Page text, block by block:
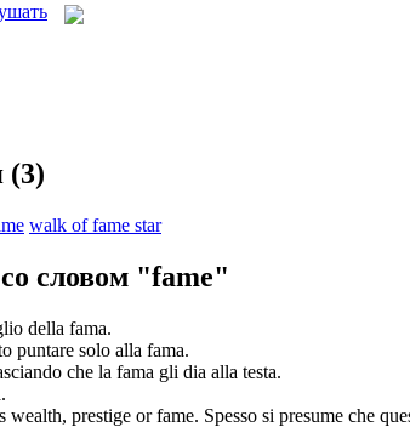
(3)
walk of fame star
словом "fame"
della fama.
puntare solo alla fama.
che la fama gli dia alla testa.
wealth, prestige orfame. Spesso si presume che